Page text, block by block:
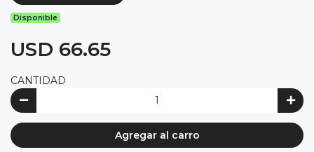
Disponible
USD 66.65
CANTIDAD
Agregar al carro